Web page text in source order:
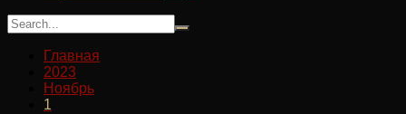
Главная
2023
Ноябрь
1